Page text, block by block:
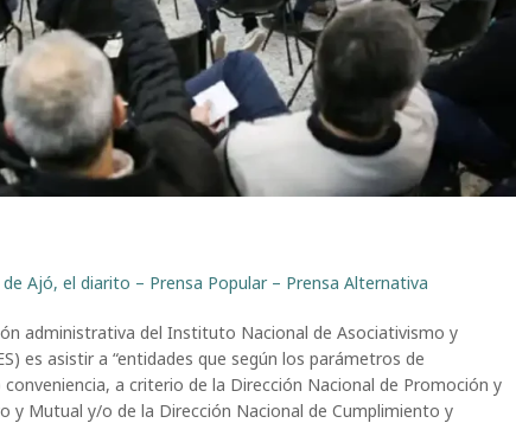
Ajó, el diarito – Prensa Popular – Prensa Alternativa
administrativa del Instituto Nacional de Asociativismo y
es asistir a “entidades que según los parámetros de
a criterio de la Dirección Nacional de Promoción y
y Mutual y/o de la Dirección Nacional de Cumplimiento y